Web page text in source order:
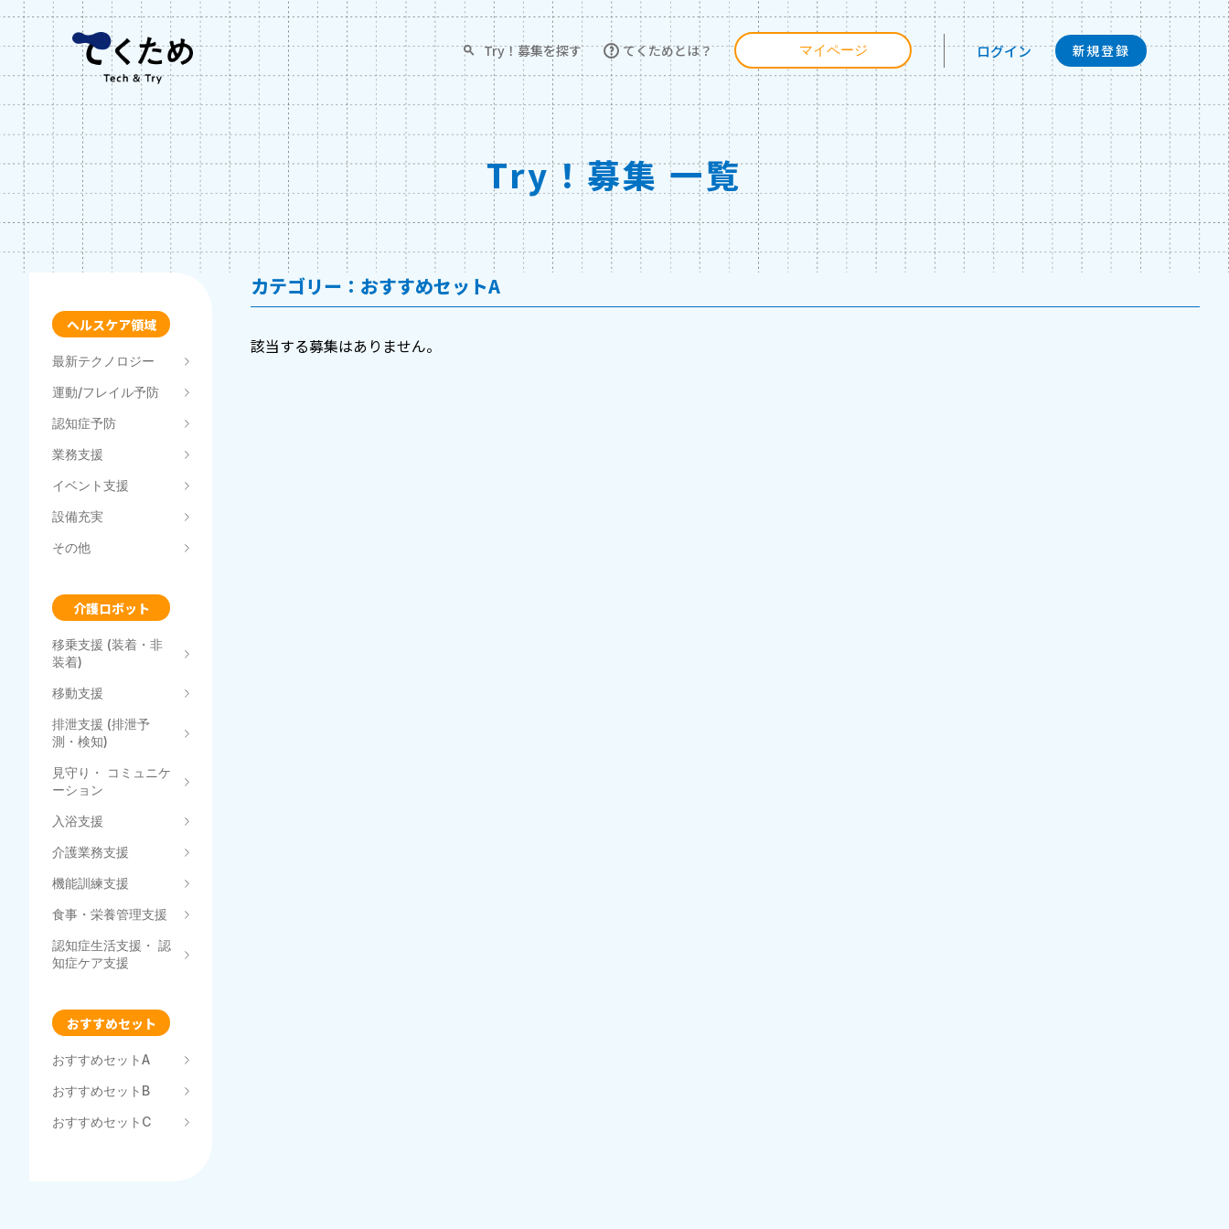
Skip
content
会
デ
ア
ボ
Try！募集を探す てくためとは？ マイページ ログイン 新規登録
Try！募集 一覧
ヘルスケア領域
最新テクノロジー
運動/フレイル予防
認知症予防
業務支援
イベント支援
設備充実
その他
介護ロボット
移乗支援 (装着・非
装着)
移動支援
排泄支援 (排泄予
測・検知)
見守り・ コミュニケ
ーション
入浴支援
介護業務支援
機能訓練支援
食事・栄養管理支援
認知症生活支援・ 認
知症ケア支援
おすすめセット
おすすめセットA
おすすめセットB
おすすめセットC
カテゴリー：おすすめセットA
該当する募集はありません。